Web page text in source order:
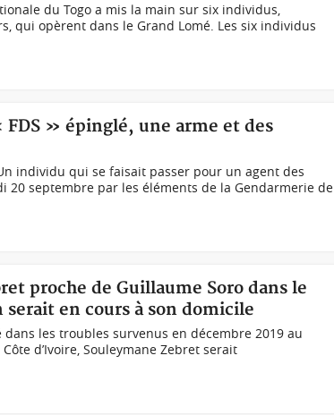
du Togo a mis la main sur six individus,
qui opèrent dans le Grand Lomé. Les six individus
» épinglé, une arme et des
individu qui se faisait passer pour un agent des
20 septembre par les éléments de la Gendarmerie de
proche de Guillaume Soro dans le
en cours à son domicile
dans les troubles survenus en décembre 2019 au
d’Ivoire, Souleymane Zebret serait